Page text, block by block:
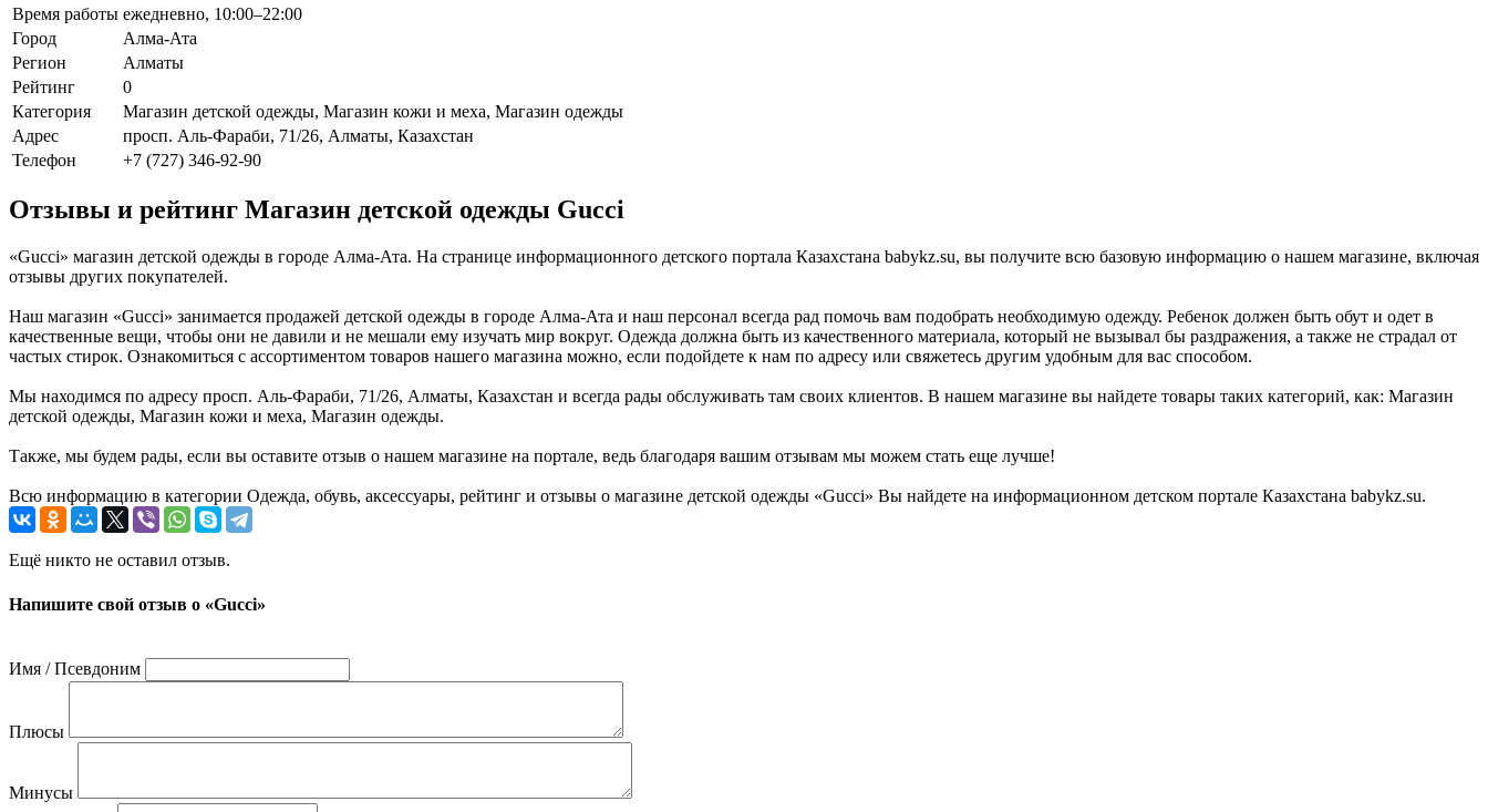
Время работы ежедневно, 10:00–22:00
Город
Алма-Ата
Регион
Алматы
Рейтинг
0
Категория
Магазин детской одежды, Магазин кожи и меха, Магазин одежды
Адрес
просп. Аль-Фараби, 71/26, Алматы, Казахстан
Телефон
+7 (727) 346-92-90
Отзывы и рейтинг Магазин детской одежды Gucci
«Gucci» магазин детской одежды в городе Алма-Ата. На странице информационного детского портала Казахстана babykz.su, вы получите всю базовую информацию о нашем магазине, включая
отзывы других покупателей.
Наш магазин «Gucci» занимается продажей детской одежды в городе Алма-Ата и наш персонал всегда рад помочь вам подобрать необходимую одежду. Ребенок должен быть обут и одет в
качественные вещи, чтобы они не давили и не мешали ему изучать мир вокруг. Одежда должна быть из качественного материала, который не вызывал бы раздражения, а также не страдал от
частых стирок. Ознакомиться с ассортиментом товаров нашего магазина можно, если подойдете к нам по адресу или свяжетесь другим удобным для вас способом.
Мы находимся по адресу просп. Аль-Фараби, 71/26, Алматы, Казахстан и всегда рады обслуживать там своих клиентов. В нашем магазине вы найдете товары таких категорий, как: Магазин
детской одежды, Магазин кожи и меха, Магазин одежды.
Также, мы будем рады, если вы оставите отзыв о нашем магазине на портале, ведь благодаря вашим отзывам мы можем стать еще лучше!
Всю информацию в категории Одежда, обувь, аксессуары, рейтинг и отзывы о магазине детской одежды «Gucci» Вы найдете на информационном детском портале Казахстана babykz.su.
Ещё никто не оставил отзыв.
Напишите свой отзыв о «Gucci»
Имя / Псевдоним
Плюсы
Минусы